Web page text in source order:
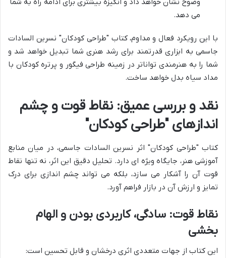
وضوح نشان خواهد داد و انگیزه بیشتری برای ادامه راه به شما
می دهد.
با این رویکرد فعال و مداوم، کتاب "طراحی کودکان" نسرین السادات
جاسمی به ابزاری قدرتمند برای رشد هنری شما تبدیل خواهد شد و
شما را به هنرمندی تواناتر در زمینه طراحی فیگور و پرتره کودکان با
مداد سیاه بدل خواهد ساخت.
نقد و بررسی عمیق: نقاط قوت و چشم
اندازهای "طراحی کودکان"
کتاب "طراحی کودکان" اثر نسرین السادات جاسمی، در میان منابع
آموزشی هنر، جایگاه ویژه ای دارد. تحلیل دقیق این اثر، نه تنها نقاط
قوت آن را آشکار می سازد، بلکه می تواند چشم اندازی برای درک
تمایز و ارزش آن در بازار فراهم آورد.
نقاط قوت: سادگی، کاربردی بودن و الهام
بخشی
این کتاب از جهات متعددی اثری درخشان و قابل تحسین است: